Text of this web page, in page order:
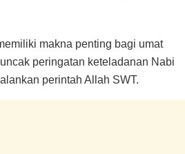
makna penting bagi umat
peringatan keteladanan Nabi
perintah Allah SWT.